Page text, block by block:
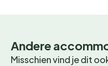
Andere
Misschien vind je dit